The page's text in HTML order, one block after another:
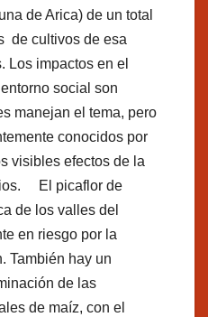
de Arica) de un total
de cultivos de esa
Los impactos en el
social son
manejan el tema, pero
conocidos por
visibles efectos de la
El picaflor de
de los valles del
en riesgo por la
También hay un
de las
de maíz, con el